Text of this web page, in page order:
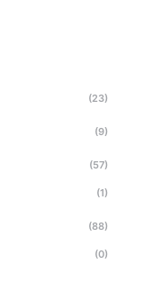
(23)
(9)
(57)
(1)
(88)
(0)